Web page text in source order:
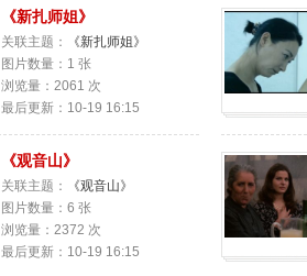
《新扎师姐》
关联主题：
《新扎师姐》
图片数量：1 张
浏览量：2061 次
最后更新：10-19 16:15
《观音山》
关联主题：
《观音山》
图片数量：6 张
浏览量：2372 次
最后更新：10-19 16:15